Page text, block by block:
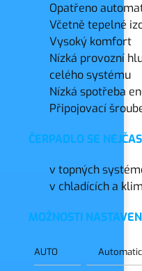
Opatřeno
Včetně tepelné
Vysoký komfort
Nízká provozní
celého systému
Nízká spotřeba
Připojovací
ČERPADLO SE
v topných
v chladících a
MOŽNOSTI
AUTO